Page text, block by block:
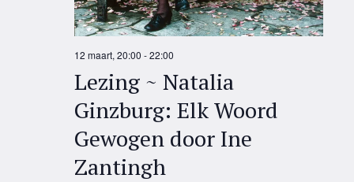
12 maart, 20:00 -22:00
Lezing ~ Natalia
Ginzburg: Elk Woord
Gewogen door Ine
Zantingh